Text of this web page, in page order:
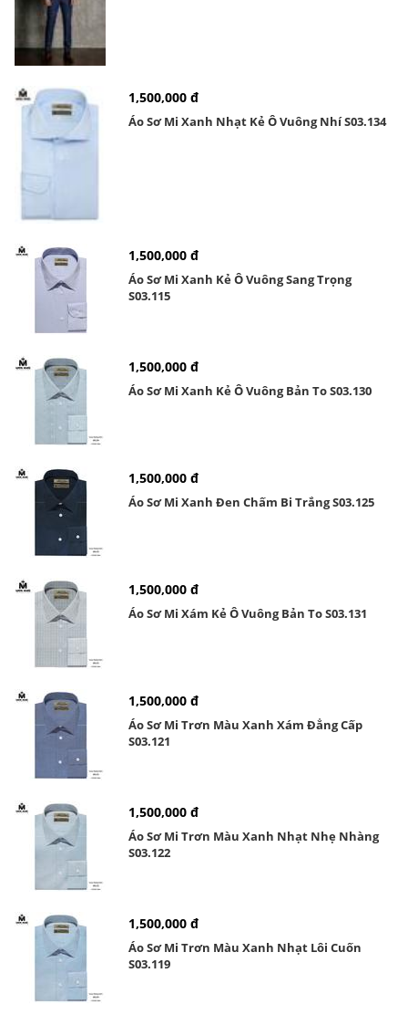
1,500,000 đ
Áo Sơ Mi Xanh Nhạt Kẻ Ô Vuông Nhí S03.134
1,500,000 đ
Áo Sơ Mi Xanh Kẻ Ô Vuông Sang Trọng
S03.115
1,500,000 đ
Áo Sơ Mi Xanh Kẻ Ô Vuông Bản To S03.130
1,500,000 đ
Áo Sơ Mi Xanh Đen Chấm Bi Trắng S03.125
1,500,000 đ
Áo Sơ Mi Xám Kẻ Ô Vuông Bản To S03.131
1,500,000 đ
Áo Sơ Mi Trơn Màu Xanh Xám Đẳng Cấp
S03.121
1,500,000 đ
Áo Sơ Mi Trơn Màu Xanh Nhạt Nhẹ Nhàng
S03.122
1,500,000 đ
Áo Sơ Mi Trơn Màu Xanh Nhạt Lôi Cuốn
S03.119